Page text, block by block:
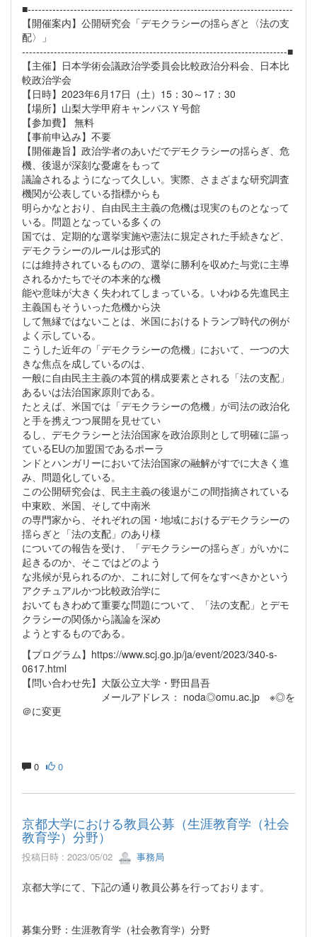
■---------------------------------------------------------------------------
【開催案内】公開研究会「デモクラシーの揺らぎと〈法の支
配〉」
---------------------------------------------------------------------------■
【主催】日本学術会議政治学委員会比較政治分科会、日本比
較政治学会
【日時】2023年6月17日（土）15：30～17：30
【場所】山梨大学甲府キャンパスＹ号館
【参加費】 無料
【事前申込み】不要
【開催趣旨】政治学者のあいだでデモクラシーの揺らぎ、危
機、後退が深刻な憂慮をもって
議論されるようになって久しい。実際、さまざまな研究調査
機関が公表している指標からも
明らかなとおり、自由民主主義の危機は現実のものとなって
いる。問題となっている多くの
国では、定期的な選挙実施や憲法に規定された手続きなど、
デモクラシーのルールは形式的
には維持されているものの、選挙に勝利を収めた与党に主導
されるかたちでその本来的な機
能や意味が大きく失われてしまっている。いわゆる先進民主
主義国もそういった危機から決
して無縁ではないことは、米国におけるトランプ時代の例が
よく示している。
こうした近年の「デモクラシーの危機」において、一つの大
きな焦点を成しているのは、
一般に自由民主主義の本質的構成要素とされる「法の支配」
あるいは法治国家原則である。
たとえば、米国では「デモクラシーの危機」が司法の政治化
と手を携えつつ展開を見せてい
るし、デモクラシーと法治国家を政治原則として明確に謳っ
ているEUの加盟国であるポーラ
ンドとハンガリーにおいて法治国家の融解がすでに大きく進
み、問題化している。
この公開研究会は、民主主義の後退がこの間指摘されている
中東欧、米国、そして中南米
の専門家から、それぞれの国・地域におけるデモクラシーの
揺らぎと「法の支配」のあり様
についての報告を受け、「デモクラシーの揺らぎ」がいかに
起きるのか、そこではどのよう
な兆候が見られるのか、これに対して何をなすべきかという
アクチュアルかつ比較政治学に
おいてもきわめて重要な問題について、「法の支配」とデモ
クラシーの関係から議論を深め
ようとするものである。
【プログラム】https://www.scj.go.jp/ja/event/2023/340-s-
0617.html
【問い合わせ先】大阪公立大学・野田昌吾
メールアドレス： noda◎omu.ac.jp ※◎を
＠に変更
0 0
京都大学における教員公募（生涯教育学（社会
教育学）分野）
投稿日時 : 2023/05/02 事務局
京都大学にて、下記の通り教員公募を行っております。
募集分野：生涯教育学（社会教育学）分野